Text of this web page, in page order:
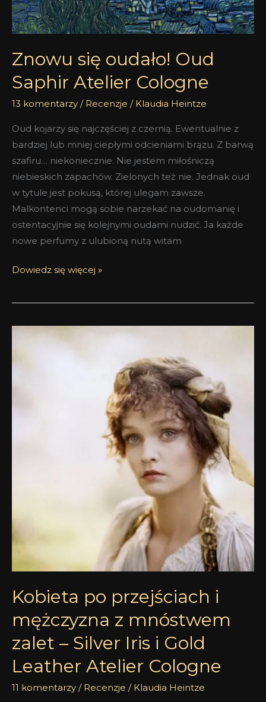
Znowu się oudało! Oud
Saphir Atelier Cologne
13 komentarzy / Recenzje / Klaudia Heintze
Oud kojarzy się najczęściej z czernią. Ewentualnie z
bardziej lub mniej ciepłymi odcieniami brązu. Z barwą
szafiru… niekoniecznie. Nie jestem miłośniczą
niebieskich zapachów. Zielonych też nie. Jednak oud
w tytule jest pokusą, której ulegam zawsze.
Malkontenci mogą sobie narzekać na oudomanię i
ostentacyjnie się kolejnymi oudami nudzić. Ja każde
nowe perfumy z ulubioną nutą witam
Dowiedz się więcej »
Kobieta po przejściach i
mężczyzna z mnóstwem
zalet – Silver Iris i Gold
Leather Atelier Cologne
11 komentarzy / Recenzje / Klaudia Heintze
Kobieta
przejściach
Gold
Leather
Atelier
Cologne